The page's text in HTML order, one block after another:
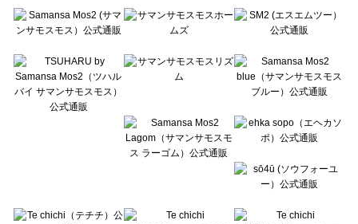
Te chichi（テチチ）のカットソー一覧
Te chichi CLASSIC（テチチ クラシック）のカットソー一覧
Lugnoncure（ルノンキュール）のカットソー一覧
BETTY'S BLUE（べティーズブルー）のカットソー一覧
Wpc.（ワールドパーティー）のカットソー一覧